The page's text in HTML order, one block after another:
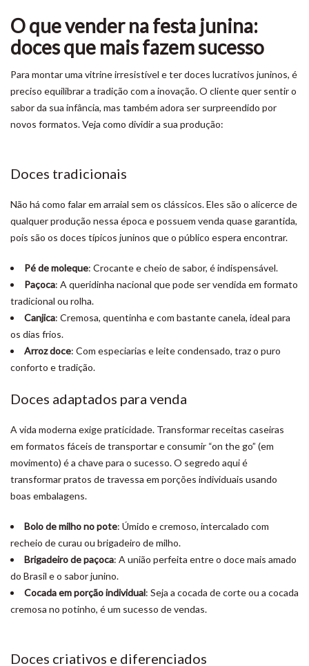
O que vender na festa junina:
doces que mais fazem sucesso
Para montar uma vitrine irresistível e ter doces lucrativos juninos, é
preciso equilibrar a tradição com a inovação. O cliente quer sentir o
sabor da sua infância, mas também adora ser surpreendido por
novos formatos. Veja como dividir a sua produção:
Doces tradicionais
Não há como falar em arraial sem os clássicos. Eles são o alicerce de
qualquer produção nessa época e possuem venda quase garantida,
pois são os doces típicos juninos que o público espera encontrar.
Pé de moleque: Crocante e cheio de sabor, é indispensável.
Paçoca: A queridinha nacional que pode ser vendida em formato
tradicional ou rolha.
Canjica: Cremosa, quentinha e com bastante canela, ideal para
os dias frios.
Arroz doce: Com especiarias e leite condensado, traz o puro
conforto e tradição.
Doces adaptados para venda
A vida moderna exige praticidade. Transformar receitas caseiras
em formatos fáceis de transportar e consumir “on the go” (em
movimento) é a chave para o sucesso. O segredo aqui é
transformar pratos de travessa em porções individuais usando
boas embalagens.
Bolo de milho no pote: Úmido e cremoso, intercalado com
recheio de curau ou brigadeiro de milho.
Brigadeiro de paçoca: A união perfeita entre o doce mais amado
do Brasil e o sabor junino.
Cocada em porção individual: Seja a cocada de corte ou a cocada
cremosa no potinho, é um sucesso de vendas.
Doces criativos e diferenciados